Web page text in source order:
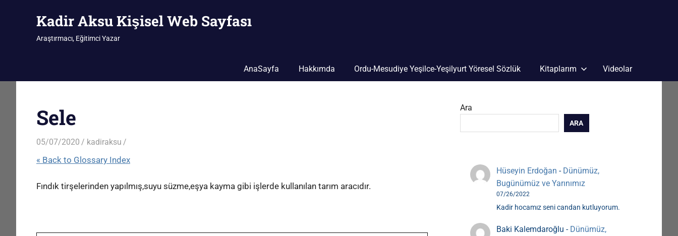
Kadir Aksu Kişisel Web Sayfası
Araştırmacı, Eğitimci Yazar
AnaSayfa Hakkımda Ordu-Mesudiye Yeşilce-Yeşilyurt Yöresel Sözlük Kitaplarım Videolar
Sele
05/07/2020 kadiraksu
« Back to Glossary Index
Fındık tirşelerinden yapılmış,suyu süzme,eşya kayma gibi işlerde kullanılan tarım aracıdır.
Ara
ARA
Hüseyin Erdoğan - Dünümüz,
Bugünümüz ve Yarınımız
07/26/2022
Kadir hocamız seni candan kutluyorum.
Baki Kalemdaroğlu - Dünümüz,